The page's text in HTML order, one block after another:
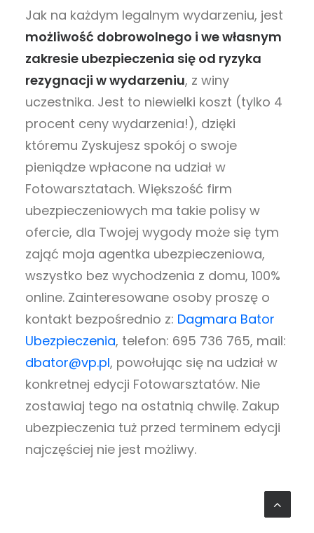
Jak na każdym legalnym wydarzeniu, jest
możliwość dobrowolnego i we własnym
zakresie ubezpieczenia się od ryzyka
rezygnacji w wydarzeniu, z winy
uczestnika. Jest to niewielki koszt (tylko 4
procent ceny wydarzenia!), dzięki
któremu Zyskujesz spokój o swoje
pieniądze wpłacone na udział w
Fotowarsztatach. Większość firm
ubezpieczeniowych ma takie polisy w
ofercie, dla Twojej wygody może się tym
zająć moja agentka ubezpieczeniowa,
wszystko bez wychodzenia z domu, 100%
online. Zainteresowane osoby proszę o
kontakt bezpośrednio z: Dagmara Bator
Ubezpieczenia, telefon: 695 736 765, mail:
dbator@vp.pl, powołując się na udział w
konkretnej edycji Fotowarsztatów. Nie
zostawiaj tego na ostatnią chwilę. Zakup
ubezpieczenia tuż przed terminem edycji
najczęściej nie jest możliwy.